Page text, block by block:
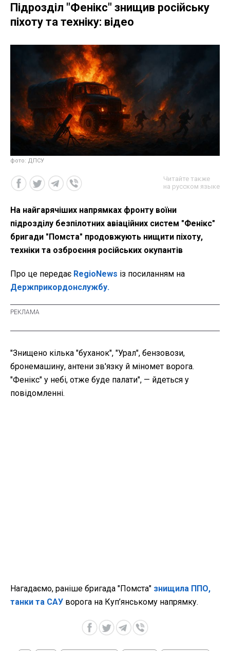
Підрозділ "Фенікс" знищив російську
піхоту та техніку: відео
фото: ДПСУ
Читайте также
на русском языке
На найгарячіших напрямках фронту воїни
підрозділу безпілотних авіаційних систем "Фенікс"
бригади "Помста" продовжують нищити піхоту,
техніки та озброєння російських окупантів
Про це передає RegioNews із посиланням на
Держприкордонслужбу.
"Знищено кілька "буханок", "Урал", бензовози,
бронемашину, антени зв'язку й міномет ворога.
"Фенікс" у небі, отже буде палати", — йдеться у
повідомленні.
Нагадаємо, раніше бригада "Помста" знищила ППО,
танки та САУ ворога на Куп’янському напрямку.